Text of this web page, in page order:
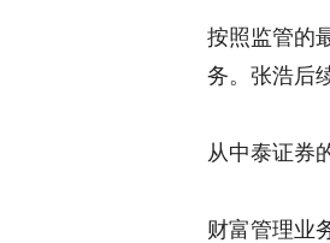
按照监管的
务。张浩后
从中泰证券
财富管理业